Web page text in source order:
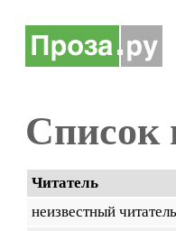
Список
Читатель
неизвестный